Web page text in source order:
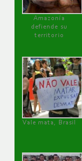
Amazonía
defiende su
territorio
Vale mata, Brasil